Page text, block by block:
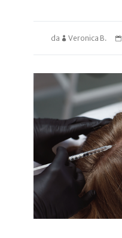
da Veronica B.